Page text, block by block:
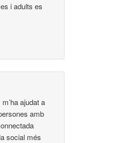
i adults es
ajudat a
amb
social més